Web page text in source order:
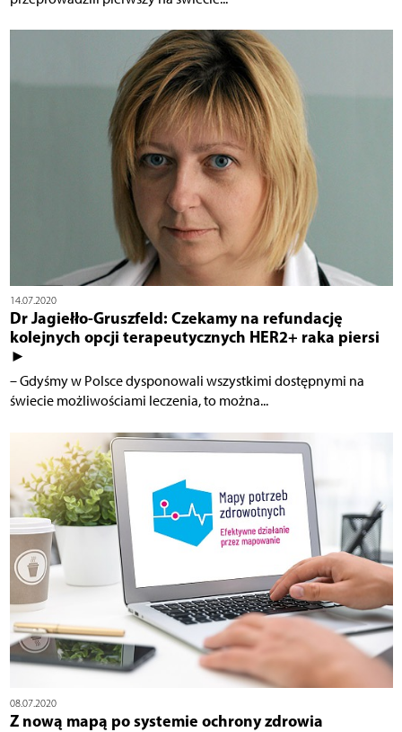
14.07.2020
Dr Jagiełło-Gruszfeld: Czekamy na refundację
kolejnych opcji terapeutycznych HER2+ raka piersi
►
– Gdyśmy w Polsce dysponowali wszystkimi dostępnymi na
świecie możliwościami leczenia, to można...
08.07.2020
Z nową mapą po systemie ochrony zdrowia